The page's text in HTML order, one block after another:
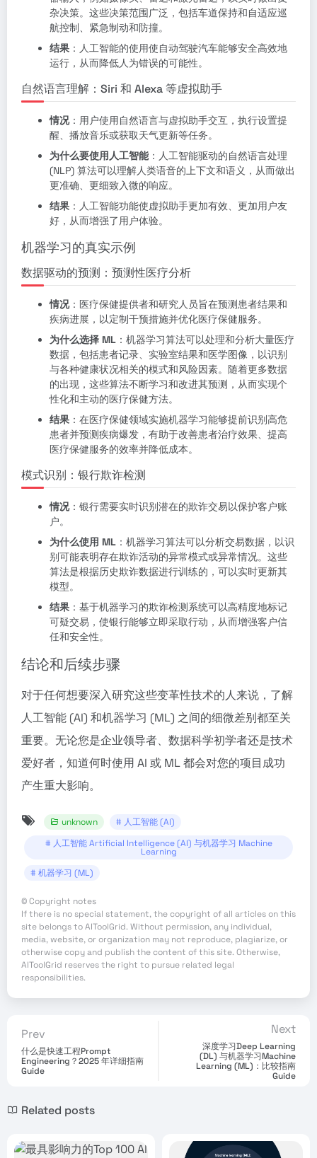
杂决策。这些决策范围广泛，包括车道保持和自适应巡
航控制、紧急制动和防撞。
结果 ：人工智能的使用使自动驾驶汽车能够安全高效地
运行，从而降低人为错误的可能性。
自然语言理解：Siri 和 Alexa 等虚拟助手
情况：用户使用自然语言与虚拟助手交互，执行设置提
醒、播放音乐或获取天气更新等任务。
为什么要使用人工智能：人工智能驱动的自然语言处理
(NLP) 算法可以理解人类语音的上下文和语义，从而做出
更准确、更细致入微的响应。
结果 ：人工智能功能使虚拟助手更加有效、更加用户友
好，从而增强了用户体验。
机器学习的真实示例
数据驱动的预测：预测性医疗分析
情况：医疗保健提供者和研究人员旨在预测患者结果和
疾病进展，以定制干预措施并优化医疗保健服务。
为什么选择 ML ：机器学习算法可以处理和分析大量医疗
数据，包括患者记录、实验室结果和医学图像，以识别
与各种健康状况相关的模式和风险因素。随着更多数据
的出现，这些算法不断学习和改进其预测，从而实现个
性化和主动的医疗保健方法。
结果 ：在医疗保健领域实施机器学习能够提前识别高危
患者并预测疾病爆发，有助于改善患者治疗效果、提高
医疗保健服务的效率并降低成本。
模式识别：银行欺诈检测
情况：银行需要实时识别潜在的欺诈交易以保护客户账
户。
为什么使用 ML ：机器学习算法可以分析交易数据，以识
别可能表明存在欺诈活动的异常模式或异常情况。这些
算法是根据历史欺诈数据进行训练的，可以实时更新其
模型。
结果 ：基于机器学习的欺诈检测系统可以高精度地标记
可疑交易，使银行能够立即采取行动，从而增强客户信
任和安全性。
结论和后续步骤
对于任何想要深入研究这些变革性技术的人来说，了解
人工智能 (AI) 和机器学习 (ML) 之间的细微差别都至关
重要。无论您是企业领导者、数据科学初学者还是技术
爱好者，知道何时使用 AI 或 ML 都会对您的项目成功
产生重大影响。
unknown
# 人工智能 (AI)
# 人工智能 Artificial Intelligence (AI) 与机器学习 Machine
Learning
# 机器学习 (ML)
©Copyright notes
If there is no special statement, the copyright of all articles on this
site belongs to AIToolGrid. Without permission, any individual,
media, website, or organization may not reproduce, plagiarize, or
otherwise copy and publish the content of this site. Otherwise,
AIToolGrid reserves the right to pursue related legal
responsibilities.
Prev
什么是快速工程Prompt
Engineering？2025 年详细指南
Guide
Next
深度学习Deep Learning
(DL) 与机器学习Machine
Learning (ML)：比较指南
Guide
Related posts